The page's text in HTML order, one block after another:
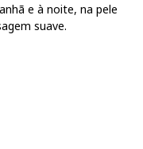
e à noite, na pele
suave.